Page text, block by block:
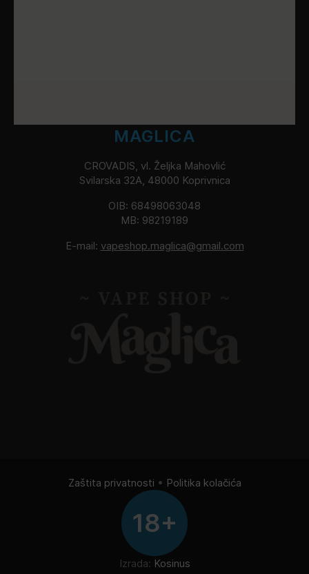
MAGLICA
CROVADIS, vl. Željka Mahovlić
Svilarska 32A, 48000 Koprivnica
OIB: 68498063048
MB: 98219189
E-mail: vapeshop.maglica@gmail.com
Zaštita privatnosti • Politika kolačića
18+
Izrada: Kosinus